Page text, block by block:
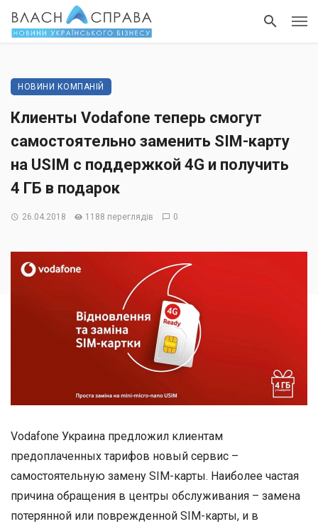
НОВИНИ КОМПАНІЙ
Клиенты Vodafone теперь смогут
самостоятельно заменить SIM-карту
на USIM с поддержкой 4G и получить
4 ГБ в подарок
26.04.2018 1188 переглядів 0
Vodafone Украина предложил клиентам
предоплаченных тарифов новый сервис –
самостоятельную замену SIM-карты. Наиболее частая
причина обращения в центры обслуживания – замена
потерянной или поврежденной SIM-карты, и в